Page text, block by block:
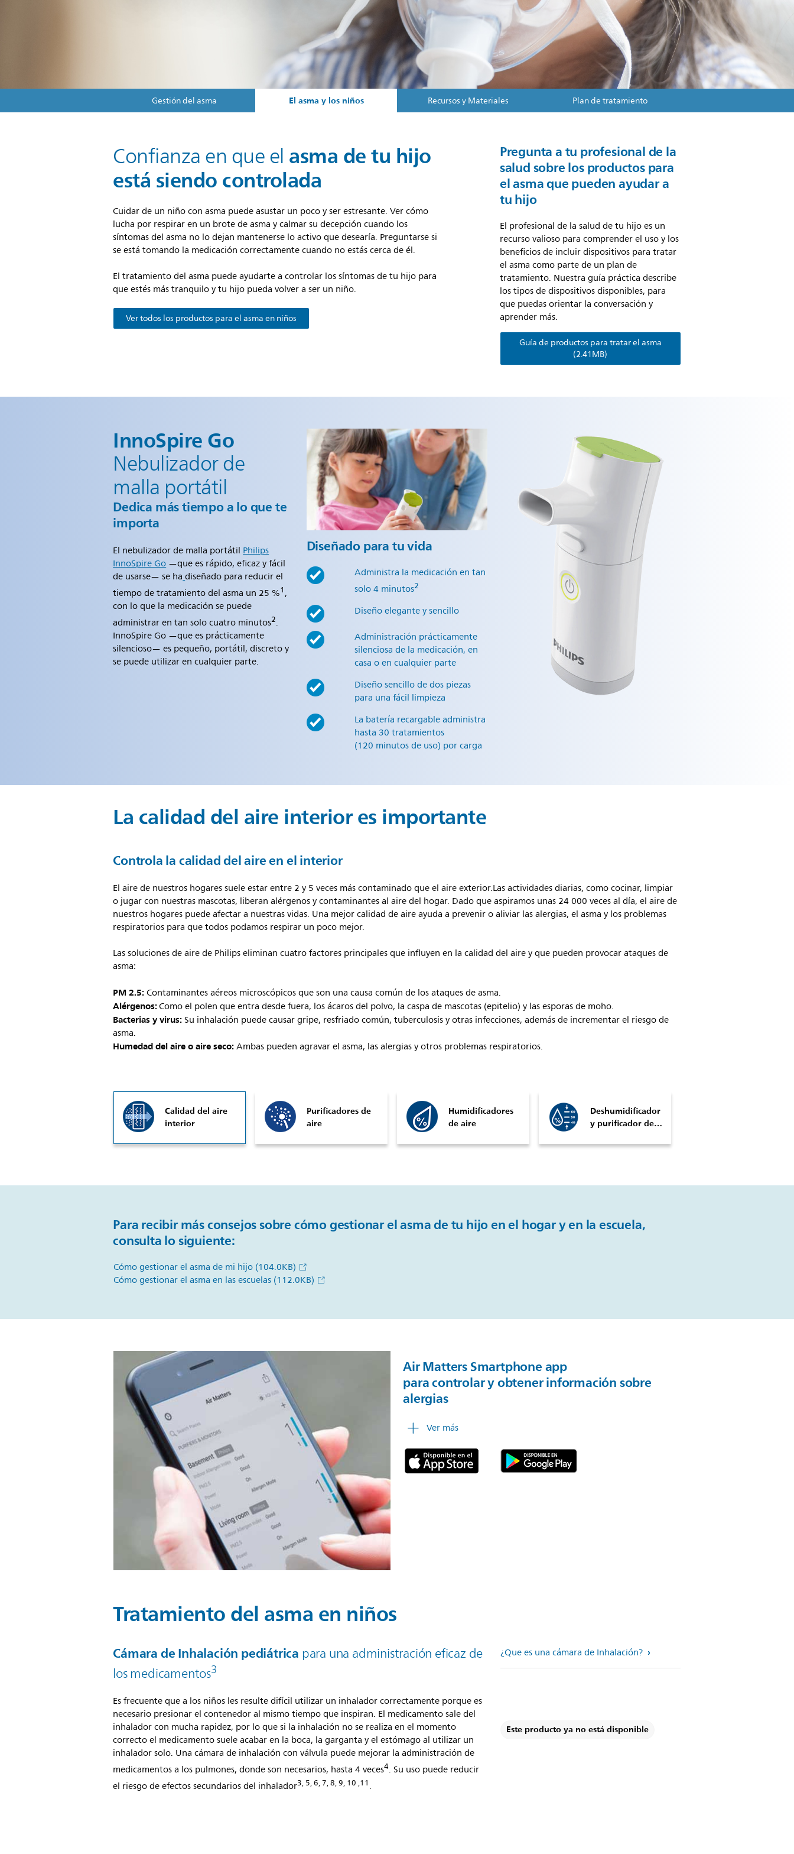
Gestión del asma El asma y los niños Recursos y Materiales Plan de tratamiento
Confianza en que el asma de tu hijo
está siendo controlada
Cuidar de un niño con asma puede asustar un poco y ser estresante. Ver cómo
lucha por respirar en un brote de asma y calmar su decepción cuando los
síntomas del asma no lo dejan mantenerse lo activo que desearía. Preguntarse si
se está tomando la medicación correctamente cuando no estás cerca de él.
El tratamiento del asma puede ayudarte a controlar los síntomas de tu hijo para
que estés más tranquilo y tu hijo pueda volver a ser un niño.
Ver todos los productos para el asma en niños
Pregunta a tu profesional de la
salud sobre los productos para
el asma que pueden ayudar a
tu hijo
El profesional de la salud de tu hijo es un
recurso valioso para comprender el uso y los
beneficios de incluir dispositivos para tratar
el asma como parte de un plan de
tratamiento. Nuestra guía práctica describe
los tipos de dispositivos disponibles, para
que puedas orientar la conversación y
aprender más.
Guía de productos para tratar el asma
(2.41MB)
InnoSpire Go
Nebulizador de
malla portátil
Dedica más tiempo a lo que te
importa
El nebulizador de malla portátilPhilips
InnoSpire Go—que es rápido, eficaz y fácil
de usarse— se hadiseñado para reducir el
tiempo de tratamiento del asma un 25 %1,
con lo que la medicación se puede
administrar en tan solo cuatro minutos2.
InnoSpire Go —que es prácticamente
silencioso— es pequeño, portátil, discreto y
se puede utilizar en cualquier parte.
Diseñado para tu vida
Administra la medicación en tan
solo 4 minutos2
Diseño elegante y sencillo
Administración prácticamente
silenciosa de la medicación, en
casa o en cualquier parte
Diseño sencillo de dos piezas
para una fácil limpieza
La batería recargable administra
hasta 30 tratamientos
(120 minutos de uso) por carga
La calidad del aire interior es importante
Controla la calidad del aire en el interior
El aire de nuestros hogares suele estar entre 2 y 5 veces más contaminado que el aire exterior.Las actividades diarias, como cocinar, limpiar
o jugar con nuestras mascotas, liberan alérgenos y contaminantes al aire del hogar. Dado que aspiramos unas 24 000 veces al día, el aire de
nuestros hogares puede afectar a nuestras vidas. Una mejor calidad de aire ayuda a prevenir o aliviar las alergias, el asma y los problemas
respiratorios para que todos podamos respirar un poco mejor.
Las soluciones de aire de Philips eliminan cuatro factores principales que influyen en la calidad del aire y que pueden provocar ataques de
asma:
PM 2.5:Contaminantes aéreos microscópicos que son una causa común de los ataques de asma.
Alérgenos:Como el polen que entra desde fuera, los ácaros del polvo, la caspa de mascotas (epitelio) y las esporas de moho.
Bacterias y virus:Su inhalación puede causar gripe, resfriado común, tuberculosis y otras infecciones, además de incrementar el riesgo de
asma.
Humedad del aire o aire seco:Ambas pueden agravar el asma, las alergias y otros problemas respiratorios.
Calidad del aire
interior
Purificadores de
aire
Humidificadores
de aire
Deshumidificador
y purificador de…
Para recibir más consejos sobre cómo gestionar el asma de tu hijo en el hogar y en la escuela,
consulta lo siguiente:
Cómo gestionar el asma de mi hijo (104.0KB)
Cómo gestionar el asma en las escuelas (112.0KB)
Air Matters Smartphone app
para controlar y obtener información sobre
alergias
Ver más
Tratamiento del asma en niños
Cámara de Inhalación pediátrica para una administración eficaz de
los medicamentos3
Es frecuente que a los niños les resulte difícil utilizar un inhalador correctamente porque es
necesario presionar el contenedor al mismo tiempo que inspiran. El medicamento sale del
inhalador con mucha rapidez, por lo que si la inhalación no se realiza en el momento
correcto el medicamento suele acabar en la boca, la garganta y el estómago al utilizar un
inhalador solo. Una cámara de inhalación con válvula puede mejorar la administración de
medicamentos a los pulmones, donde son necesarios, hasta 4 veces4. Su uso puede reducir
el riesgo de efectos secundarios del inhalador3, 5, 6, 7, 8, 9, 10 ,11.
¿Que es una cámara de Inhalación?
Este producto ya no está disponible